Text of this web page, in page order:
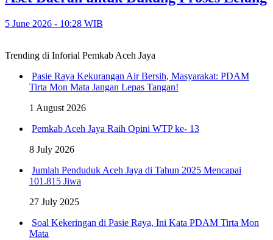
5 June 2026 - 10:28 WIB
Trending di Inforial Pemkab Aceh Jaya
Pasie Raya Kekurangan Air Bersih, Masyarakat: PDAM
Tirta Mon Mata Jangan Lepas Tangan!
1 August 2026
Pemkab Aceh Jaya Raih Opini WTP ke- 13
8 July 2026
Jumlah Penduduk Aceh Jaya di Tahun 2025 Mencapai
101.815 Jiwa
27 July 2025
Soal Kekeringan di Pasie Raya, Ini Kata PDAM Tirta Mon
Mata